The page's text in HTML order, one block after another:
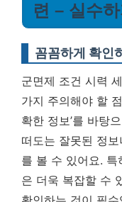
련 – 실수
꼼꼼하게 확인
군면제 조건 시력
가지 주의해야 할
확한 정보’를 바탕
떠도는 잘못된 정
를 볼 수 있어요.
은 더욱 복잡할 수